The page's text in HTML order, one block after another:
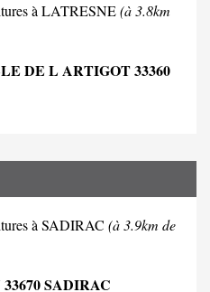
à LATRESNE(à 3.8km
DE L ARTIGOT 33360
à SADIRAC (à 3.9km de
SADIRAC